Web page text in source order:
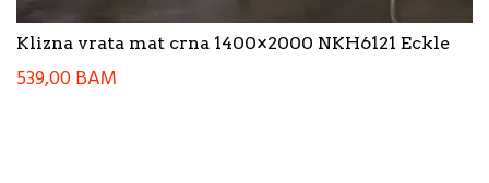
Klizna vrata mat crna 1400×2000 NKH6121 Eckle
539,00BAM